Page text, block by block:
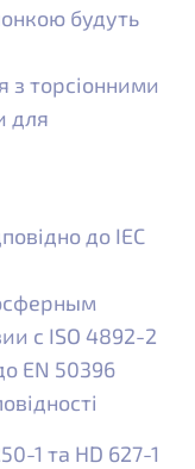
будуть
з торсіонними
для
до IEC
с ISO 4892-2
EN 50396
1 та HD 627-1